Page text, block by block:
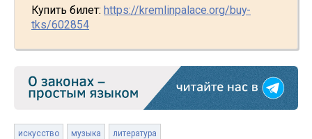
Купить билет: https://kremlinpalace.org/buy-
tks/602854
искусство музыка литература